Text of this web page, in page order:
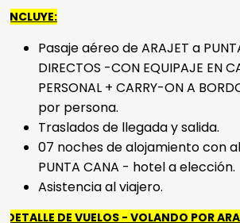
Pasaje aéreo de ARAJET a PUNTA
DIRECTOS -CON EQUIPAJE EN
PERSONAL + CARRY-ON A
por persona.
Traslados de llegada y salida.
07 noches de alojamiento con all
PUNTA CANA - hotel a elección.
Asistencia al viajero.
DE VUELOS - VOLANDO POR